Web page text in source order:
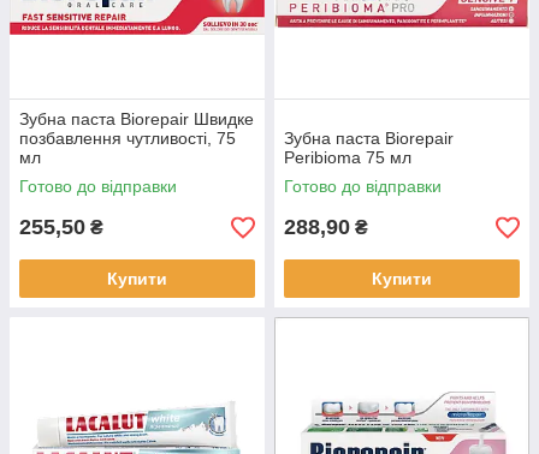
Зубна паста Biorepair Швидке
позбавлення чутливості, 75
мл
Готово до відправки
255,50 ₴
Купити
Зубна паста Biorepair
Peribioma 75 мл
Готово до відправки
288,90 ₴
Купити